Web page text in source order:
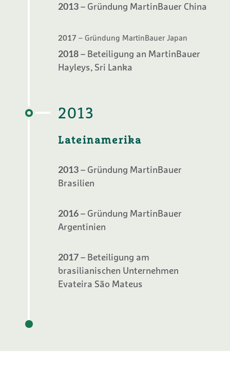
2013 – Gründung MartinBauer China
2017 – Gründung MartinBauer Japan
2018 – Beteiligung an MartinBauer
Hayleys, Sri Lanka
2013
Lateinamerika
2013 – Gründung MartinBauer
Brasilien
2016 – Gründung MartinBauer
Argentinien
2017 – Beteiligung am
brasilianischen Unternehmen
Evateira São Mateus